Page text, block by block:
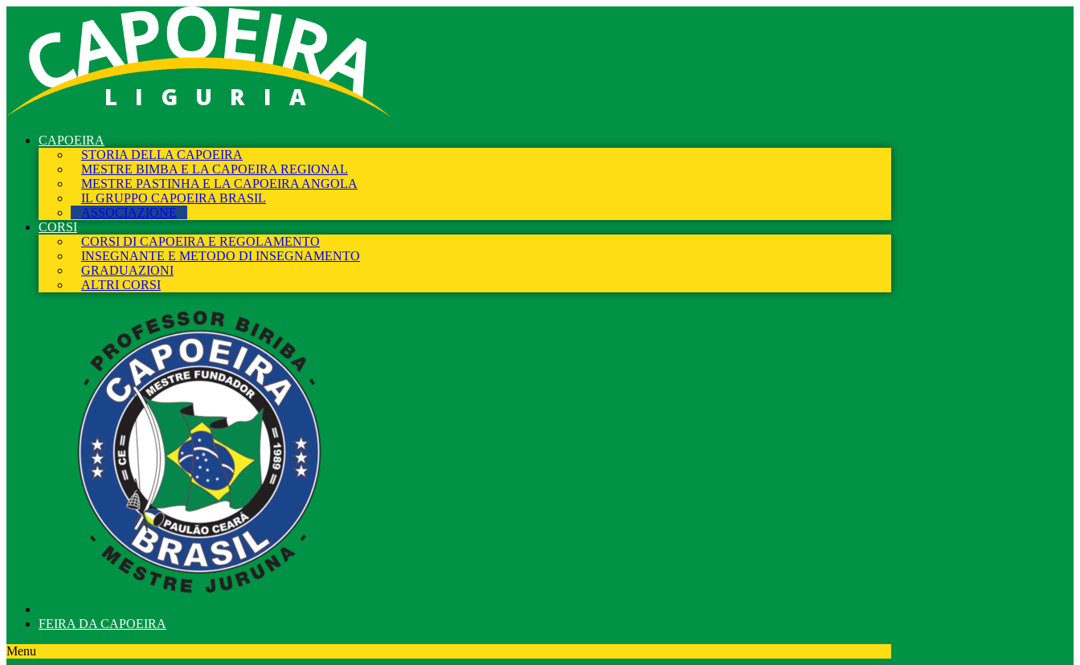
LIGURIA
CAPOEIRA
STORIA DELLA CAPOEIRA
MESTRE BIMBA E LA CAPOEIRA REGIONAL
MESTRE PASTINHA E LA CAPOEIRA ANGOLA
IL GRUPPO CAPOEIRA BRASIL
ASSOCIAZIONE
CORSI
CORSI DI CAPOEIRA E REGOLAMENTO
INSEGNANTE E METODO DI INSEGNAMENTO
GRADUAZIONI
ALTRI CORSI
FEIRA DA CAPOEIRA
Menu